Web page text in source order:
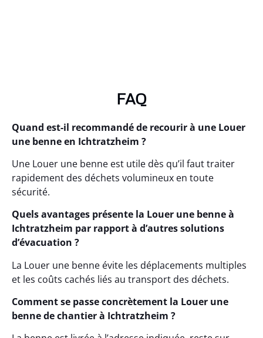
FAQ
Quand est-il recommandé de recourir à une Louer
une benne en Ichtratzheim ?
Une Louer une benne est utile dès qu’il faut traiter
rapidement des déchets volumineux en toute
sécurité.
Quels avantages présente la Louer une benne à
Ichtratzheim par rapport à d’autres solutions
d’évacuation ?
La Louer une benne évite les déplacements multiples
et les coûts cachés liés au transport des déchets.
Comment se passe concrètement la Louer une
benne de chantier à Ichtratzheim ?